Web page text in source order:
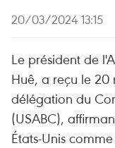
20/03/2024 13:15
Le président de
Huê, a reçu le
délégation du
(USABC),
États-Unis